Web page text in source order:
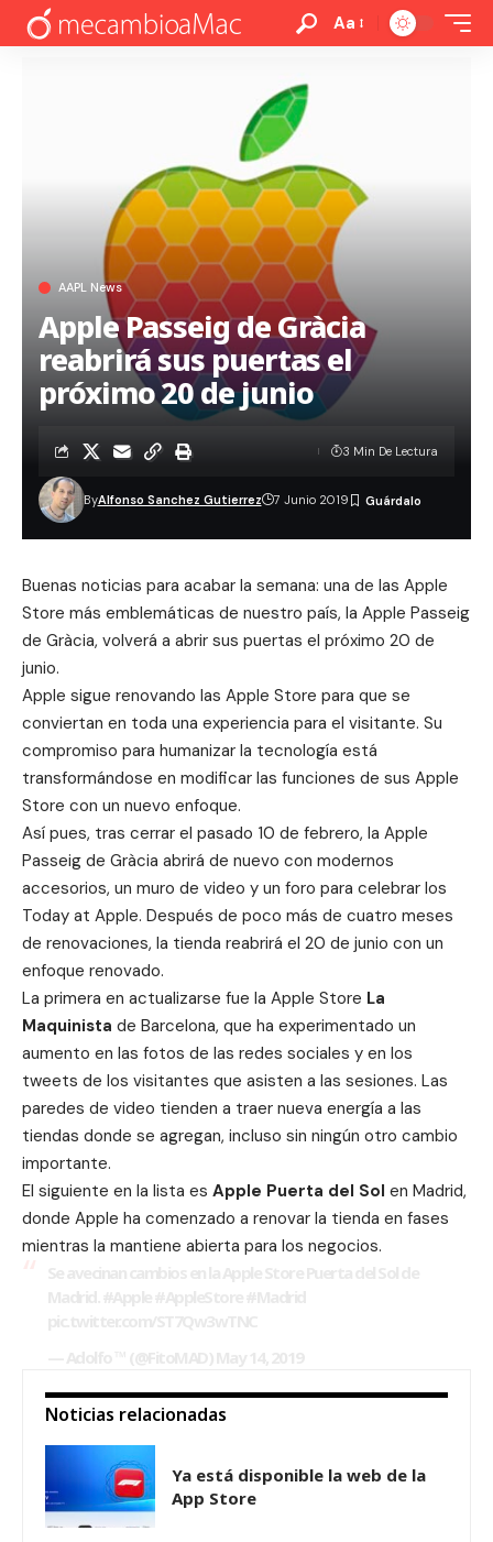
Aa
AAPL News
Apple Passeig de Gràcia
reabrirá sus puertas el
próximo 20 de junio
ByAlfonso Sanchez Gutierrez 7 Junio 2019
3 Min De Lectura
Buenas noticias para acabar la semana: una de las Apple
Store más emblemáticas de nuestro país, la Apple Passeig
de Gràcia, volverá a abrir sus puertas el próximo 20 de
junio.
Apple sigue renovando las Apple Store para que se
conviertan en toda una experiencia para el visitante. Su
compromiso para humanizar la tecnología está
transformándose en modificar las funciones de sus Apple
Store con un nuevo enfoque.
Así pues, tras cerrar el pasado 10 de febrero, la Apple
Passeig de Gràcia abrirá de nuevo con modernos
accesorios, un muro de video y un foro para celebrar los
Today at Apple. Después de poco más de cuatro meses
de renovaciones, la tienda reabrirá el 20 de junio con un
enfoque renovado.
La primera en actualizarse fue la Apple Store La
Maquinista de Barcelona, que ha experimentado un
aumento en las fotos de las redes sociales y en los
tweets de los visitantes que asisten a las sesiones. Las
paredes de video tienden a traer nueva energía a las
tiendas donde se agregan, incluso sin ningún otro cambio
importante.
El siguiente en la lista es Apple Puerta del Sol en Madrid,
donde Apple ha comenzado a renovar la tienda en fases
mientras la mantiene abierta para los negocios.
Noticias relacionadas
Ya está disponible la web de la
App Store